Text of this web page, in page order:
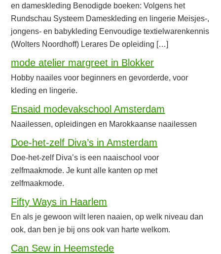
en dameskleding Benodigde boeken: Volgens het
Rundschau Systeem Dameskleding en lingerie Meisjes-,
jongens- en babykleding Eenvoudige textielwarenkennis
(Wolters Noordhoff) Lerares De opleiding […]
mode atelier margreet in Blokker
Hobby naailes voor beginners en gevorderde, voor
kleding en lingerie.
Ensaid modevakschool Amsterdam
Naailessen, opleidingen en Marokkaanse naailessen
Doe-het-zelf Diva’s in Amsterdam
Doe-het-zelf Diva’s is een naaischool voor
zelfmaakmode. Je kunt alle kanten op met
zelfmaakmode.
Fifty Ways in Haarlem
En als je gewoon wilt leren naaien, op welk niveau dan
ook, dan ben je bij ons ook van harte welkom.
Can Sew in Heemstede